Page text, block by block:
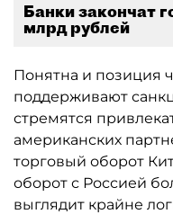
Банки закончат
млрд рублей
Понятна и позиция
поддерживают
стремятся
американских
торговый оборот
оборот с Россией
выглядит крайне